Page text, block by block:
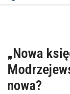
„Nowa
nowa?